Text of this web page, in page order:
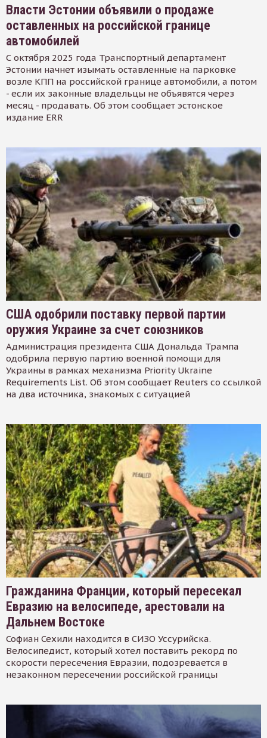
Власти Эстонии объявили о продаже
оставленных на российской границе
автомобилей
С октября 2025 года Транспортный департамент
Эстонии начнет изымать оставленные на парковке
возле КПП на российской границе автомобили, а потом
- если их законные владельцы не объявятся через
месяц - продавать. Об этом сообщает эстонское
издание ERR
США одобрили поставку первой партии
оружия Украине за счет союзников
Администрация президента США Дональда Трампа
одобрила первую партию военной помощи для
Украины в рамках механизма Priority Ukraine
Requirements List. Об этом сообщает Reuters со ссылкой
на два источника, знакомых с ситуацией
Гражданина Франции, который пересекал
Евразию на велосипеде, арестовали на
Дальнем Востоке
Софиан Сехили находится в СИЗО Уссурийска.
Велосипедист, который хотел поставить рекорд по
скорости пересечения Евразии, подозревается в
незаконном пересечении российской границы